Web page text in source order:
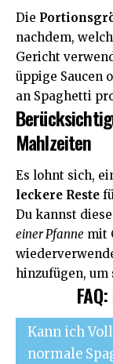
Die
nachdem,
Gericht
üppige Saucen
an Spaghetti
Mahlzeiten
Es lohnt sich,
leckere Reste
Du kannst
einer Pfanne mit
hinzufügen, um
Kann ich
normale